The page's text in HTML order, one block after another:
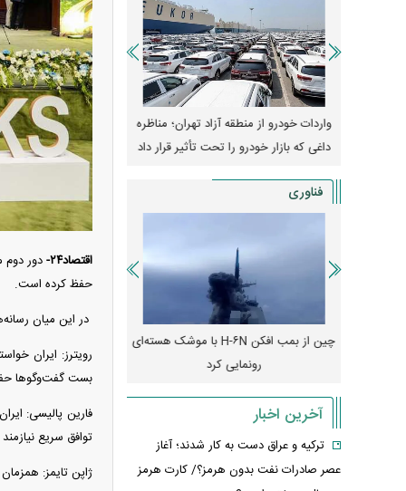
اقتصاد۲۴-
دور دوم
حفظ کرده است.
در این میان
رویترز: ایران
بست گفت‌و‌گو‌ها
فارین پالیسی:
توافق سریع
ژاپن تایمز:
واردات خودرو از منطقه آزاد تهران؛ مناظره
داغی که بازار خودرو را تحت تأثیر قرار داد
قیمت خودرو وارد
واکنش بازار به
فناوری
چین از بمب افکن H-۶N با موشک هسته‌ای
رونمایی کرد
کدامیک
آخرین اخبار
ترکیه و عراق دست به کار شدند؛ آغاز
عصر صادرات نفت بدون هرمز؟/ کارت هرمز